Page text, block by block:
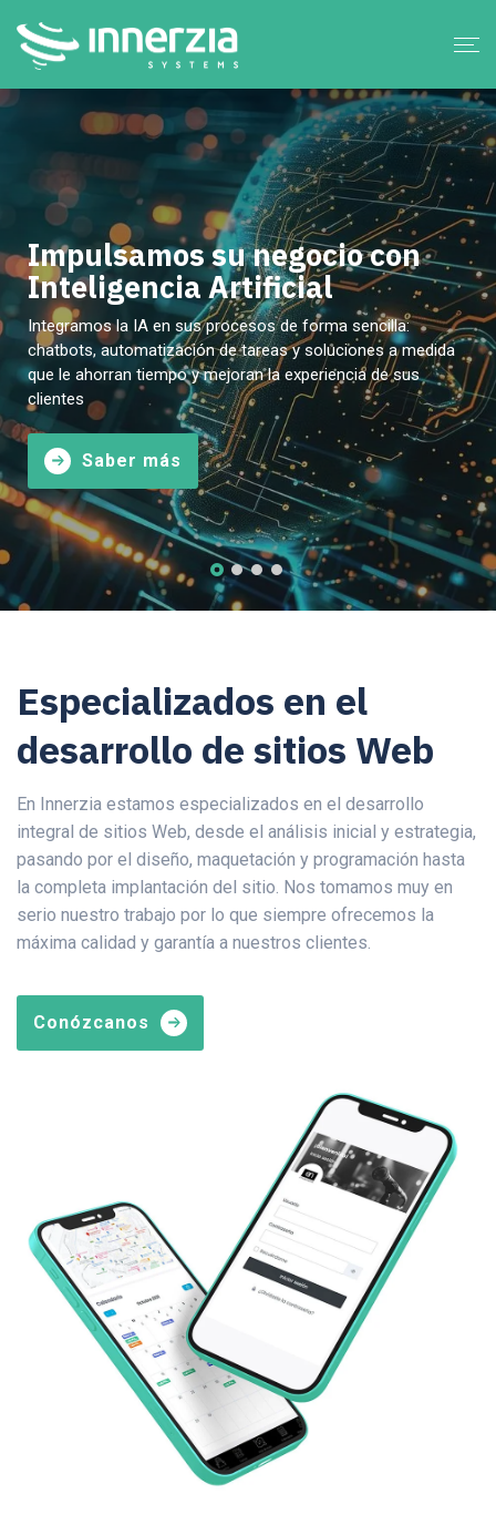
Impulsamos su negocio con
Inteligencia Artificial
Integramos la IA en sus procesos de forma sencilla:
chatbots, automatización de tareas y soluciones a medida
que le ahorran tiempo y mejoran la experiencia de sus
clientes
Saber más
Especializados en el
desarrollo de sitios Web
En Innerzia estamos especializados en el desarrollo
integral de sitios Web, desde el análisis inicial y estrategia,
pasando por el diseño, maquetación y programación hasta
la completa implantación del sitio. Nos tomamos muy en
serio nuestro trabajo por lo que siempre ofrecemos la
máxima calidad y garantía a nuestros clientes.
Conózcanos